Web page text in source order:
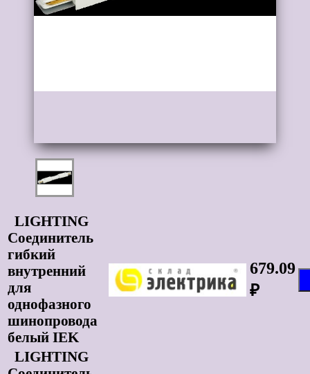
LIGHTING
Соединитель
гибкий
внутренний
для
однофазного
шинопровода
белый IEK
679.09
₽
LIGHTING